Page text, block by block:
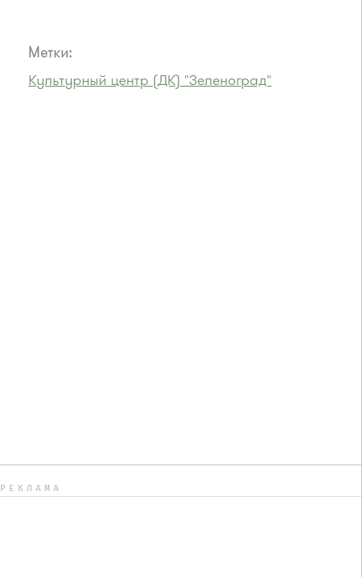
Метки:
Культурный центр (ДК) "Зеленоград"
РЕКЛАМА